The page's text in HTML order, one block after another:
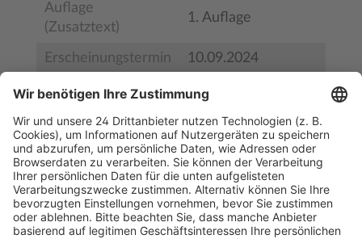
Auflage
(Zusatztext)
1. Auflage
Erscheinungstermin 10.09.2024
Bestell-Nr. BS33571
ISBN 978-3-95466-899-1